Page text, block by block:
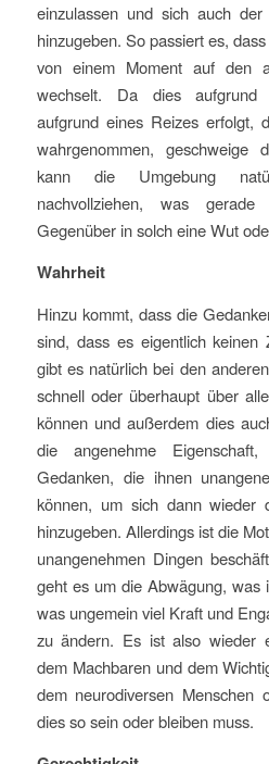
einzulassen und sich auch der
hinzugeben. So passiert es,
von einem Moment auf den
wechselt. Da dies aufgrund
aufgrund eines Reizes erfolgt,
wahrgenommen, geschweige
kann die Umgebung
nachvollziehen, was
Gegenüber in solch eine Wut
Wahrheit
Hinzu kommt, dass die
sind, dass es eigentlich
gibt es natürlich bei den
schnell oder überhaupt über
können und außerdem dies
die angenehme
Gedanken, die ihnen
können, um sich dann wieder
hinzugeben. Allerdings ist die
unangenehmen Dingen
geht es um die Abwägung, was
was ungemein viel Kraft und
zu ändern. Es ist also wieder
dem Machbaren und dem
dem neurodiversen
dies so sein oder bleiben muss.